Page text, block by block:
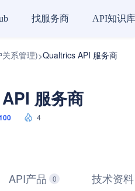
找服务商 API知识库
系管理)>Qualtrics API 服务商
服务商
4
API产品 0 技术资料